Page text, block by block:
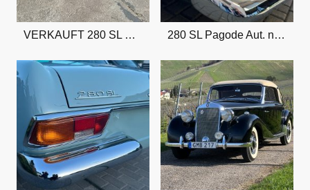
VERKAUFT 280 SL Pagode 280 SL Pagode Aut. neu eingetroffen